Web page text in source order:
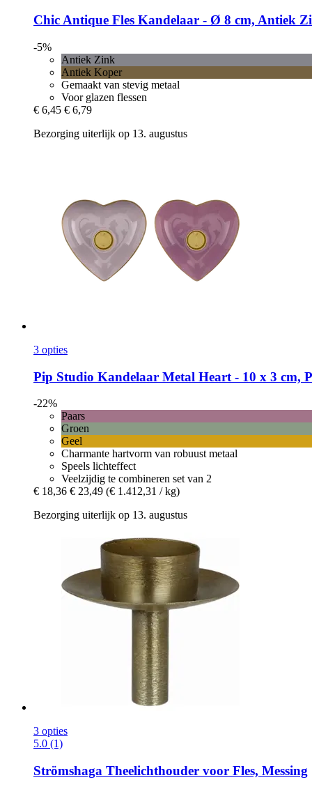
Chic Antique Fles Kandelaar -​ Ø 8 cm, Antiek
-5%
Antiek Zink
Antiek Koper
Gemaakt van stevig metaal
Voor glazen flessen
€ 6,45 € 6,79
Bezorging uiterlijk op 13. augustus
3 opties
Pip Studio Kandelaar Metal Heart -​ 10 x 3 cm,
-22%
Paars
Groen
Geel
Charmante hartvorm van robuust metaal
Speels lichteffect
Veelzijdig te combineren set van 2
€ 18,36 € 23,49 (€ 1.412,31 / kg)
Bezorging uiterlijk op 13. augustus
3 opties
5.0 (1)
Strömshaga Theelichthouder voor Fles, Messing